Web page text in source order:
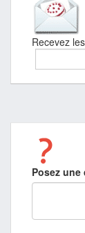
Recevez
Posez